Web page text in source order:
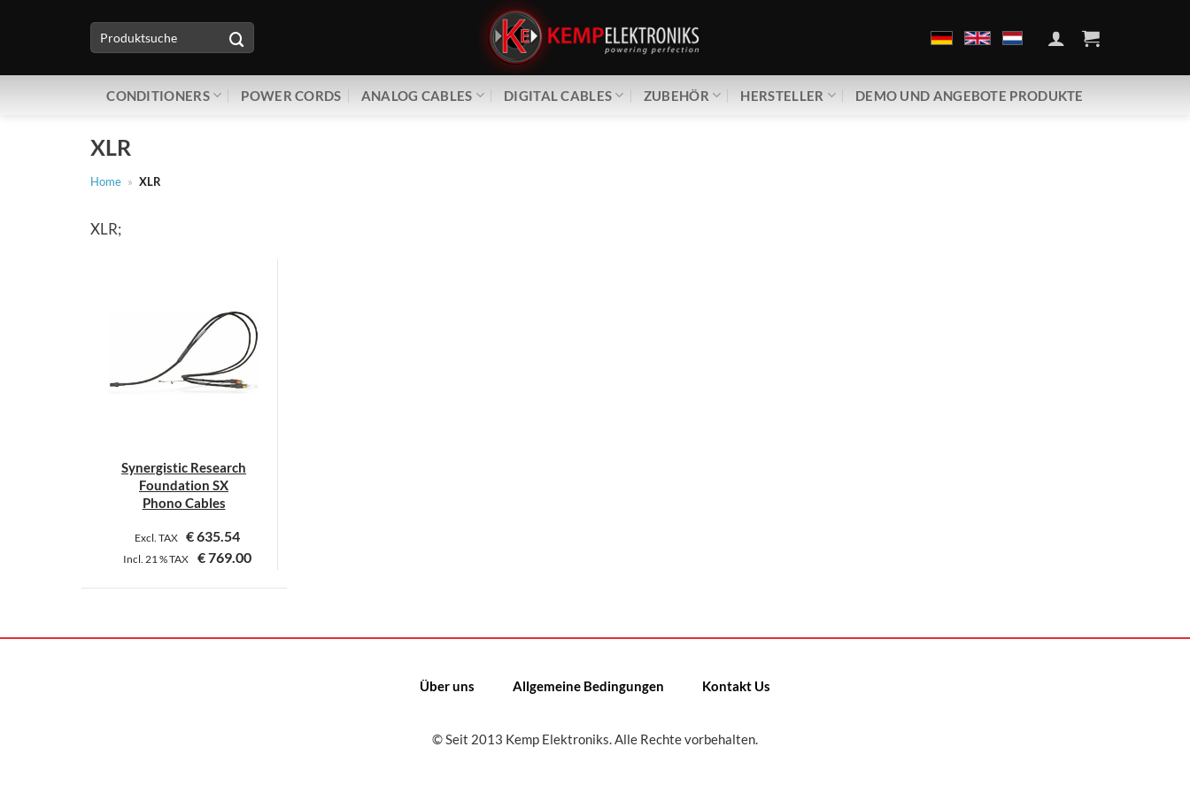
nach:
CONDITIONERS POWER CORDS ANALOG CABLES DIGITAL CABLES ZUBEHÖR HERSTELLER DEMO UND ANGEBOTE PRODUKTE
XLR
Home » XLR
XLR;
Synergistic Research
Foundation SX
Phono Cables
Excl. TAX €635.54
Incl. 21 %TAX €769.00
Dieses
weist
Über uns Allgemeine Bedingungen Kontakt Us
© Seit 2013 Kemp Elektroniks. Alle Rechte vorbehalten.